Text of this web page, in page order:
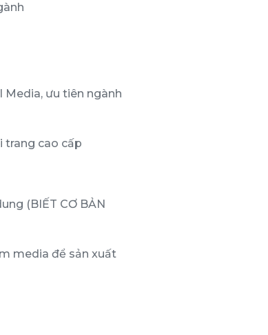
Media, ưu tiên ngành
trang cao cấp
(BIẾT CƠ BẢN
media để sản xuất